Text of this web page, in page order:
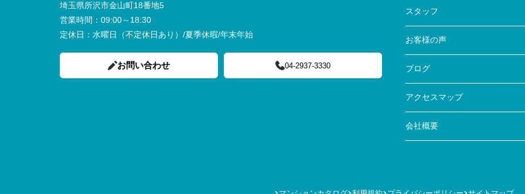
埼玉県所沢市金山町18番地5
営業時間： 09:00～18:30
定休日： 水曜日（不定休日あり）/夏季休暇/年末年始
お問い合わせ 04-2937-3330
スタッフ
お客様の声
ブログ
アクセスマップ
会社概要